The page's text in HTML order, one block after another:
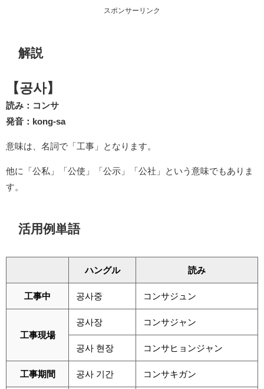
スポンサーリンク
解説
【공사】
読み：コンサ
発音：kong-sa
意味は、名詞で「工事」となります。
他に「公私」「公使」「公示」「公社」という意味でもありま
す。
活用例単語
ハングル 読み
工事中 공사중 コンサジュン
工事現場
공사장 コンサジャン
공사 현장 コンサヒョンジャン
工事期間 공사 기간 コンサキガン